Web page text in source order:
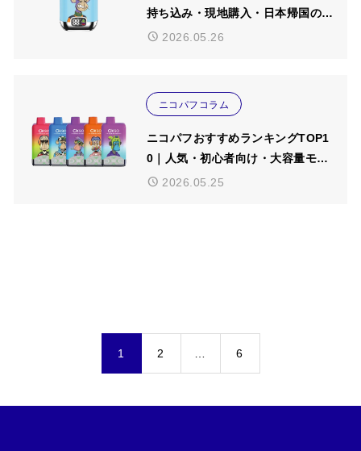
持ち込み・現地購入・日本帰国の注
意点を解説【2026年版】
2026.05.26
ニコパフコラム
ニコパフおすすめランキングTOP1
0｜人気・初心者向け・大容量モデ
ルを比較【2026年5月版】
2026.05.25
1 2 … 6